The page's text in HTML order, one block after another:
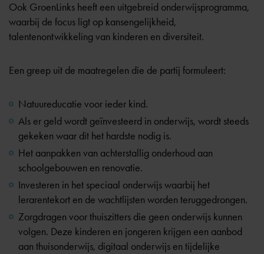
Ook GroenLinks heeft een uitgebreid onderwijsprogramma,
waarbij de focus ligt op kansengelijkheid,
talentenontwikkeling van kinderen en diversiteit.
Een greep uit de maatregelen die de partij formuleert:
Natuureducatie voor ieder kind.
Als er geld wordt geïnvesteerd in onderwijs, wordt steeds
gekeken waar dit het hardste nodig is.
Het aanpakken van achterstallig onderhoud aan
schoolgebouwen en renovatie.
Investeren in het speciaal onderwijs waarbij het
lerarentekort en de wachtlijsten worden teruggedrongen.
Zorgdragen voor thuiszitters die geen onderwijs kunnen
volgen. Deze kinderen en jongeren krijgen een aanbod
aan thuisonderwijs, digitaal onderwijs en tijdelijke